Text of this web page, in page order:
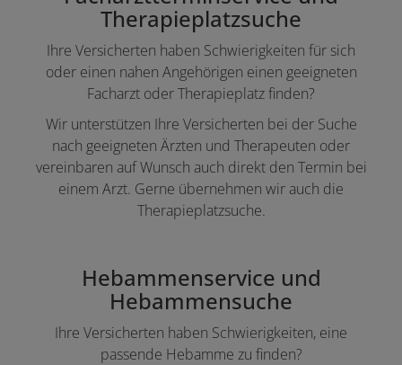
Therapieplatzsuche
Ihre Versicherten haben Schwierigkeiten für sich
oder einen nahen Angehörigen einen geeigneten
Facharzt oder Therapieplatz finden?
Wir unterstützen Ihre Versicherten bei der Suche
nach geeigneten Ärzten und Therapeuten oder
vereinbaren auf Wunsch auch direkt den Termin bei
einem Arzt. Gerne übernehmen wir auch die
Therapieplatzsuche.
Hebammenservice und
Hebammensuche
Ihre Versicherten haben Schwierigkeiten, eine
passende Hebamme zu finden?